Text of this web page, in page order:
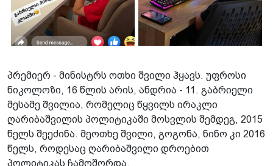
პრემიერ - მინისტრს ოთხი შვილი ჰყავს. უფროსი
ნიკოლოზი, 16 წლის არის, ანდრია - 11. გაბრიელი
მესამე შვილია, რომელიც წყვილს ირაკლი
ღარიბაშვილის პოლიტიკაში მოსვლის შემდეგ, 2015
წელს შეეძინა. მეოთხე შვილი, გოგონა, ნინო კი 2016
წელს, როდესაც ღარიბაშვილი დროებით
პოლიტიკას ჩამოშორდა.